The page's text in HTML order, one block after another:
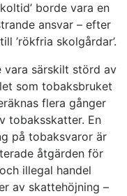
borde vara en
ansvar – efter
’rökfria skolgårdar’.
särskilt störd av
som tobaksbruket
flera gånger
tobaksskatter. En
på tobaksvaror är
åtgärden för
illegal handel
av skattehöjning –